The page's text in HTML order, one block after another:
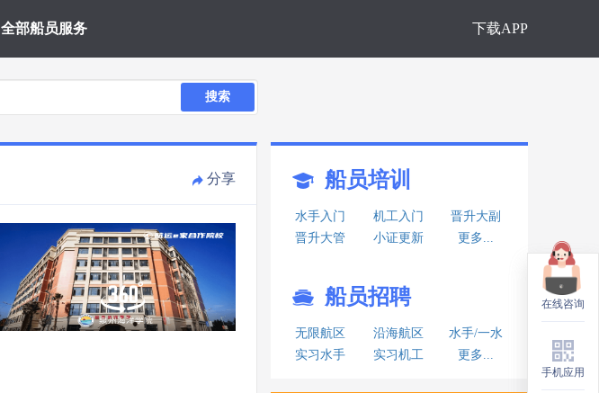
全部船员服务 下载APP
搜索
分享 船员培训
水手入门 机工入门
晋升大副
晋升大管
小证更新 更多...
船员招聘
无限航区 沿海航区
水手/一水
实习水手
实习机工 更多...
在线咨询
手机应用
在线咨询
手机应用